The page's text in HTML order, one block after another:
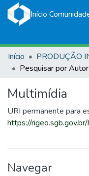
Início
Início
Pesquisar por Autor
Multimídia
URI permanente para
https://
Navegar